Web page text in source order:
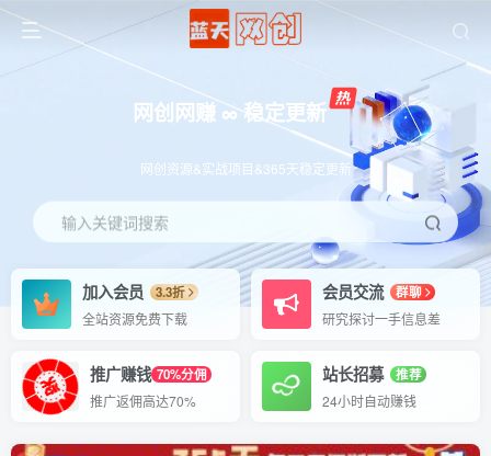
网创网赚 ∞ 稳定更新
网创资源&实战项目&365天稳定更新
输入关键词搜索
加入会员
3.3折
全站资源免费下载
会员交流
群聊
研究探讨一手信息差
推广赚钱 70%分佣
推广返佣高达70%
站长招募
推荐
24小时自动赚钱